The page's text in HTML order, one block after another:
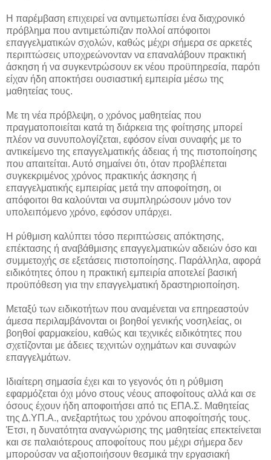
Η παρέμβαση επιχειρεί να αντιμετωπίσει ένα διαχρονικό
πρόβλημα που αντιμετώπιζαν πολλοί απόφοιτοι
επαγγελματικών σχολών, καθώς μέχρι σήμερα σε αρκετές
περιπτώσεις υποχρεώνονταν να επαναλάβουν πρακτική
άσκηση ή να συγκεντρώσουν εκ νέου προϋπηρεσία, παρότι
είχαν ήδη αποκτήσει ουσιαστική εμπειρία μέσω της
μαθητείας τους.
Με τη νέα πρόβλεψη, ο χρόνος μαθητείας που
πραγματοποιείται κατά τη διάρκεια της φοίτησης μπορεί
πλέον να συνυπολογίζεται, εφόσον είναι συναφής με το
αντικείμενο της επαγγελματικής άδειας ή της πιστοποίησης
που απαιτείται. Αυτό σημαίνει ότι, όταν προβλέπεται
συγκεκριμένος χρόνος πρακτικής άσκησης ή
επαγγελματικής εμπειρίας μετά την αποφοίτηση, οι
απόφοιτοι θα καλούνται να συμπληρώσουν μόνο τον
υπολειπόμενο χρόνο, εφόσον υπάρχει.
Η ρύθμιση καλύπτει τόσο περιπτώσεις απόκτησης,
επέκτασης ή αναβάθμισης επαγγελματικών αδειών όσο και
συμμετοχής σε εξετάσεις πιστοποίησης. Παράλληλα, αφορά
ειδικότητες όπου η πρακτική εμπειρία αποτελεί βασική
προϋπόθεση για την επαγγελματική δραστηριοποίηση.
Μεταξύ των ειδικοτήτων που αναμένεται να επηρεαστούν
άμεσα περιλαμβάνονται οι βοηθοί γενικής νοσηλείας, οι
βοηθοί φαρμακείου, καθώς και τεχνικές ειδικότητες που
σχετίζονται με άδειες τεχνιτών οχημάτων και συναφών
επαγγελμάτων.
Ιδιαίτερη σημασία έχει και το γεγονός ότι η ρύθμιση
εφαρμόζεται όχι μόνο στους νέους αποφοίτους αλλά και σε
όσους έχουν ήδη αποφοιτήσει από τις ΕΠΑ.Σ. Μαθητείας
της Δ.ΥΠ.Α., ανεξαρτήτως του χρόνου αποφοίτησής τους.
Έτσι, η δυνατότητα αναγνώρισης της μαθητείας επεκτείνεται
και σε παλαιότερους αποφοίτους που μέχρι σήμερα δεν
μπορούσαν να αξιοποιήσουν θεσμικά την εργασιακή